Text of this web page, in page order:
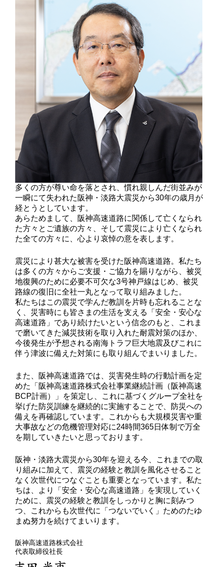
多くの方が尊い命を落とされ、慣れ親しんだ街並みが
一瞬にて失われた阪神・淡路大震災から30年の歳月が
経とうとしています。
あらためまして、阪神高速道路に関係して亡くなられ
た方々とご遺族の方々、そして震災により亡くなられ
た全ての方々に、心より哀悼の意を表します。
震災により甚大な被害を受けた阪神高速道路。私たち
は多くの方々からご支援・ご協力を賜りながら、被災
地復興のために必要不可欠な3号神戸線はじめ、被災
路線の復旧に全社一丸となって取り組みました。
私たちはこの震災で学んだ教訓を片時も忘れることな
く、災害時にも皆さまの生活を支える「安全・安心な
高速道路」であり続けたいという信念のもと、これま
で磨いてきた減災技術を取り入れた耐震対策のほか、
今後発生が予想される南海トラフ巨大地震及びこれに
伴う津波に備えた対策にも取り組んでまいりました。
また、阪神高速道路では、災害発生時の行動計画を定
めた「阪神高速道路株式会社事業継続計画（阪神高速
BCP計画）」を策定し、これに基づくグループ全社を
挙げた防災訓練を継続的に実施することで、防災への
備えを再確認しています。これからも大規模災害や重
大事故などの危機管理対応に24時間365日体制で万全
を期していきたいと思っております。
阪神・淡路大震災から30年を迎える今、これまでの取
り組みに加えて、震災の経験と教訓を風化させること
なく次世代につなぐことも重要となっています。私た
ちは、より「安全・安心な高速道路」を実現していく
ために、震災の経験と教訓をしっかりと胸に刻みつ
つ、これからも次世代に「つないでいく」ためのたゆ
まぬ努力を続けてまいります。
阪神高速道路株式会社
代表取締役社長